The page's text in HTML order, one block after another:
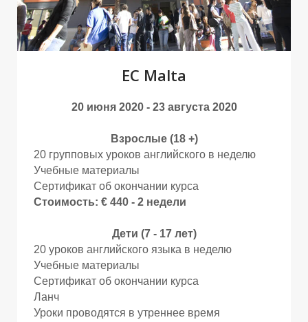
М
EC Malta
20 июня 2020 - 23 августа 2020
Взрослые (18 +)
20 групповых уроков английского в неделю
Учебные материалы
Сертификат об окончании курса
Стоимость: € 440 - 2 недели
Дети (7 - 17 лет)
20 уроков английского языка в неделю
Учебные материалы
Сертификат об окончании курса
Ланч
Уроки проводятся в утреннее время
М